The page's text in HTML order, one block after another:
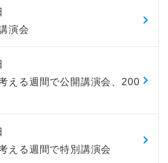
演会
える週間で公開講演会、200
える週間で特別講演会